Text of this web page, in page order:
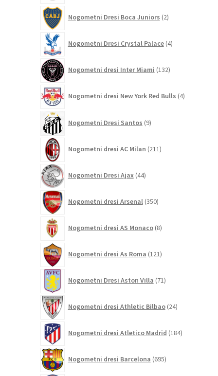
Nogometni Dresi Boca Juniors 2izdelka
Nogometni Dresi Crystal Palace 4izdelki
Nogometni dresi Inter Miami 132izdelkov
Nogometni dresi New York Red Bulls 4izdelki
Nogometni Dresi Santos 9izdelkov
Nogometni dresi AC Milan 211izdelkov
Nogometni Dresi Ajax 44izdelkov
Nogometni dresi Arsenal 350izdelkov
Nogometni dresi AS Monaco 8izdelkov
Nogometni dresi As Roma 121izdelkov
Nogometni Dresi Aston Villa 71izdelkov
Nogometni dresi Athletic Bilbao 24izdelkov
Nogometni dresi Atletico Madrid 184izdelkov
Nogometni dresi Barcelona 695izdelkov